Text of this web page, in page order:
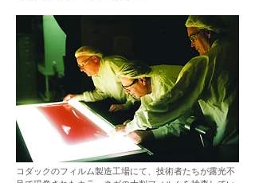
コダックのフィルム製造工場にて、技術者たちが露光不